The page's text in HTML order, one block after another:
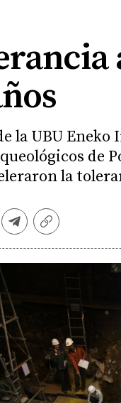
la UBU
de
la
Telegram
Copiar